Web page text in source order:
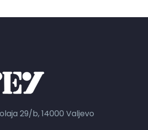
29/b, 14000 Valjevo